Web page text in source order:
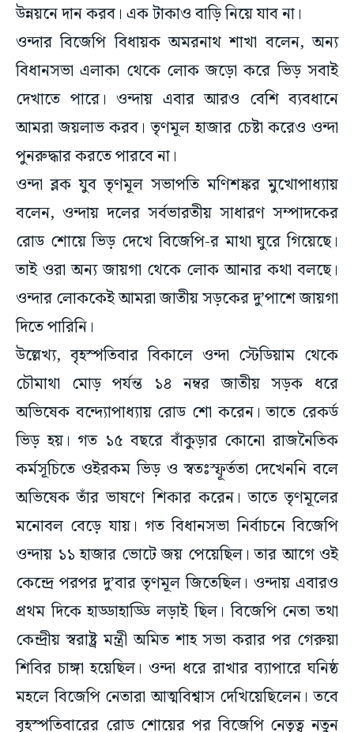
উন্নয়নে দান করব। এক টাকাও বাড়ি নিয়ে যাব না।
ওন্দার বিজেপি বিধায়ক অমরনাথ শাখা বলেন, অন্য
বিধানসভা এলাকা থেকে লোক জড়ো করে ভিড় সবাই
দেখাতে পারে। ওন্দায় এবার আরও বেশি ব্যবধানে
আমরা জয়লাভ করব। তৃণমূল হাজার চেষ্টা করেও ওন্দা
পুনরুদ্ধার করতে পারবে না।
ওন্দা ব্লক যুব তৃণমূল সভাপতি মণিশঙ্কর মুখোপাধ্যায়
বলেন, ওন্দায় দলের সর্বভারতীয় সাধারণ সম্পাদকের
রোড শোয়ে ভিড় দেখে বিজেপি-র মাথা ঘুরে গিয়েছে।
তাই ওরা অন্য জায়গা থেকে লোক আনার কথা বলছে।
ওন্দার লোককেই আমরা জাতীয় সড়কের দু’পাশে জায়গা
দিতে পারিনি।
উল্লেখ্য, বৃহস্পতিবার বিকালে ওন্দা স্টেডিয়াম থেকে
চৌমাথা মোড় পর্যন্ত ১৪ নম্বর জাতীয় সড়ক ধরে
অভিষেক বন্দ্যোপাধ্যায় রোড শো করেন। তাতে রেকর্ড
ভিড় হয়। গত ১৫ বছরে বাঁকুড়ার কোনো রাজনৈতিক
কর্মসূচিতে ওইরকম ভিড় ও স্বতঃস্ফূর্ততা দেখেননি বলে
অভিষেক তাঁর ভাষণে শিকার করেন। তাতে তৃণমূলের
মনোবল বেড়ে যায়। গত বিধানসভা নির্বাচনে বিজেপি
ওন্দায় ১১ হাজার ভোটে জয় পেয়েছিল। তার আগে ওই
কেন্দ্রে পরপর দু’বার তৃণমূল জিতেছিল। ওন্দায় এবারও
প্রথম দিকে হাড্ডাহাড্ডি লড়াই ছিল। বিজেপি নেতা তথা
কেন্দ্রীয় স্বরাষ্ট্র মন্ত্রী অমিত শাহ সভা করার পর গেরুয়া
শিবির চাঙ্গা হয়েছিল। ওন্দা ধরে রাখার ব্যাপারে ঘনিষ্ঠ
মহলে বিজেপি নেতারা আত্মবিশ্বাস দেখিয়েছিলেন। তবে
বৃহস্পতিবারের রোড শোয়ের পর বিজেপি নেতৃত্ব নতুন